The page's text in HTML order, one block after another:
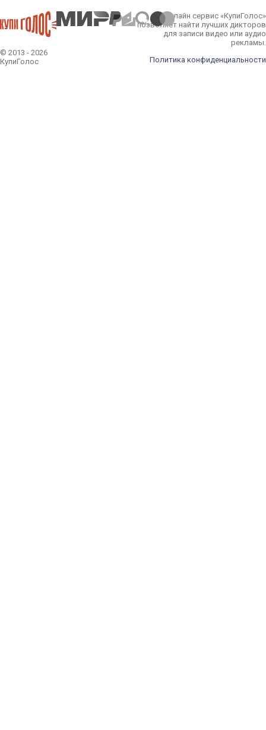
© 2013 - 2026
КупиГолос
Онлайн сервис «КупиГолос»
позволяет найти лучших дикторов
для записи видео или аудио
рекламы.
Политика конфиденциальности